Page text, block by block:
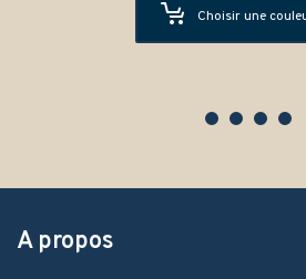
Choisir une couleur
A propos